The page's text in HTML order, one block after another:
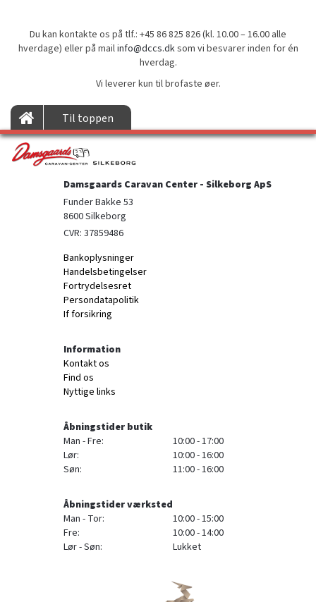
Du kan kontakte os på tlf.: +45 86 825 826 (kl. 10.00 – 16.00 alle
hverdage) eller på mailinfo@dccs.dksom vi besvarer inden for én
hverdag.
Vi leverer kun til brofaste øer.
Til toppen
Damsgaards Caravan Center - Silkeborg ApS
Funder Bakke 53
8600 Silkeborg
CVR: 37859486
Bankoplysninger
Handelsbetingelser
Fortrydelsesret
Persondatapolitik
If forsikring
Information
Kontakt os
Find os
Nyttige links
Åbningstider butik
Man - Fre:
10:00 - 17:00
Lør:
10:00 - 16:00
Søn:
11:00 - 16:00
Åbningstider værksted
Man - Tor:
10:00 - 15:00
Fre:
10:00 - 14:00
Lør - Søn:
Lukket